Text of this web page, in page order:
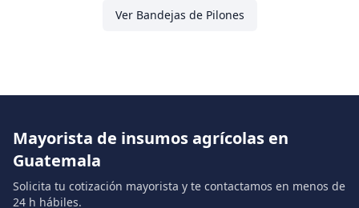
Ver Bandejas de Pilones
Mayorista de insumos agrícolas en
Guatemala
Solicita tu cotización mayorista y te contactamos en menos de
24 h hábiles.